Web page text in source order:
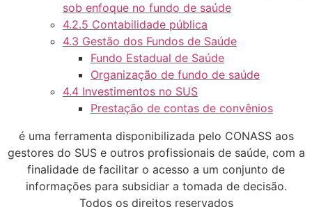
sob enfoque no fundo de saúde
4.2.5 Contabilidade pública
4.3 Gestão dos Fundos de Saúde
Fundo Estadual de Saúde
Organização de fundo de saúde
4.4 Investimentos no SUS
Prestação de contas de convênios
é uma ferramenta disponibilizada pelo CONASS aos
gestores do SUS e outros profissionais de saúde, com a
finalidade de facilitar o acesso a um conjunto de
informações para subsidiar a tomada de decisão.
Todos os direitos reservados